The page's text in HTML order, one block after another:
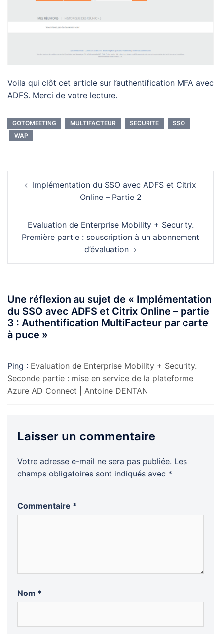
Voila qui clôt cet article sur l’authentification MFA avec
ADFS. Merci de votre lecture.
GOTOMEETING MULTIFACTEUR SECURITE
SSO
WAP
d’articleImplémentation du SSO avec ADFS et Citrix
Online – Partie 2
Evaluation de Enterprise Mobility + Security.
Première partie : souscription à un abonnement
d’évaluation
Une réflexion au sujet de « Implémentation
du SSO avec ADFS et Citrix Online – partie
3 : Authentification MultiFacteur par carte
à puce »
Ping : Evaluation de Enterprise Mobility + Security.
Seconde partie : mise en service de la plateforme
Azure AD Connect | Antoine DENTAN
Laisser un commentaire
Votre adresse e-mail ne sera pas publiée. Les
champs obligatoires sont indiqués avec *
Commentaire *
Nom *